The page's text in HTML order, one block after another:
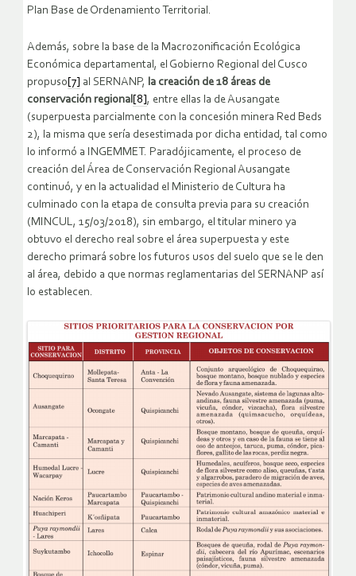
Plan Base de Ordenamiento Territorial.
Además, sobre la base de la Macrozonificación Ecológica
Económica departamental, el Gobierno Regional del Cusco
propuso [7] al SERNANP, la creación de 18 áreas de
conservación regional [8] , entre ellas la de Ausangate
(superpuesta parcialmente con la concesión minera Red Beds
2), la misma que sería desestimada por dicha entidad, tal como
lo informó a INGEMMET. Paradójicamente, el proceso de
creación del Área de Conservación Regional Ausangate
continuó, y en la actualidad el Ministerio de Cultura ha
culminado con la etapa de consulta previa para su creación
(MINCUL, 15/03/2018), sin embargo, el titular minero ya
obtuvo el derecho real sobre el área superpuesta y este
derecho primará sobre los futuros usos del suelo que se le den
al área, debido a que normas reglamentarias del SERNANP así
lo establecen.